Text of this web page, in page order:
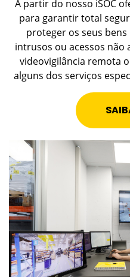
A partir do nosso iSOC
para garantir total
proteger os seus
intrusos ou acessos não
videovigilância remota
alguns dos serviços